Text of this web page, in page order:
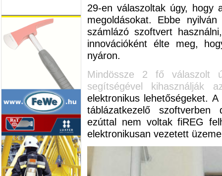
29-en válaszoltak úgy, hogy
megoldásokat. Ebbe
számlázó szoftvert
innovációként élte meg,
nyáron.
Mindössze 2 fő válaszolt
segítségével
elektronikus lehetőségeket.
táblázatkezelő
ezúttal nem voltak fiREG
elektronikusan vezetett